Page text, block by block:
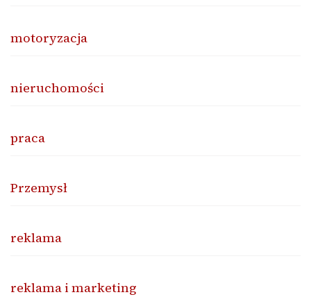
motoryzacja
nieruchomości
praca
Przemysł
reklama
reklama i marketing